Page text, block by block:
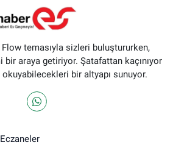
temasıyla sizleri buluştururken,
araya getiriyor. Şatafattan kaçınıyor
bir altyapı sunuyor.